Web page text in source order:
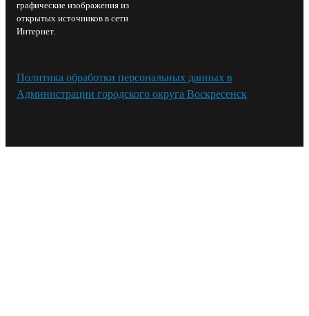
графические изображения из
открытых источников в сети
Интернет.
Политика обработки персональных данных в
Администрации городского округа Воскресенск